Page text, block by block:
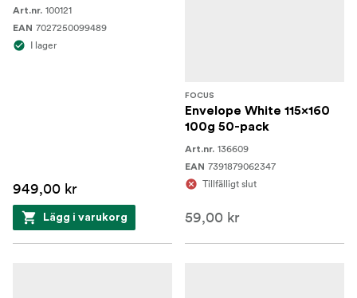
Art.nr. 100121
EAN 7027250099489
I lager
949,00 kr
Lägg i varukorg
FOCUS
Envelope White 115x160
100g 50-pack
Art.nr. 136609
EAN 7391879062347
Tillfälligt slut
59,00 kr